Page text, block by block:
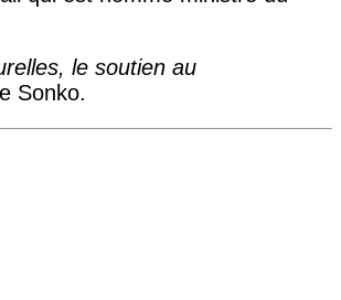
le soutien au
Sonko.